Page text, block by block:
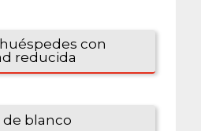
con
reducida
de blanco